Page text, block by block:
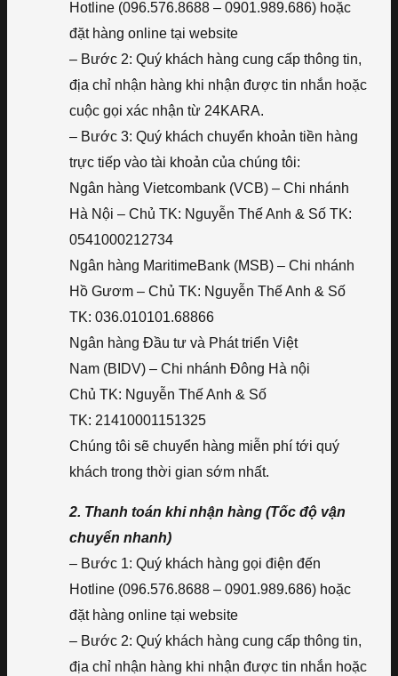
Hotline (096.576.8688 – 0901.989.686) hoặc
đặt hàng online tại website
– Bước 2: Quý khách hàng cung cấp thông tin,
địa chỉ nhận hàng khi nhận được tin nhắn hoặc
cuộc gọi xác nhận từ 24KARA.
– Bước 3: Quý khách chuyển khoản tiền hàng
trực tiếp vào tài khoản của chúng tôi:
Ngân hàng Vietcombank (VCB) – Chi nhánh
Hà Nội – Chủ TK: Nguyễn Thế Anh & Số TK:
0541000212734
Ngân hàng MaritimeBank (MSB) – Chi nhánh
Hồ Gươm – Chủ TK: Nguyễn Thế Anh & Số
TK: 036.010101.68866
Ngân hàng Đầu tư và Phát triển Việt
Nam (BIDV) – Chi nhánh Đông Hà nội
Chủ TK: Nguyễn Thế Anh & Số
TK: 21410001151325
Chúng tôi sẽ chuyển hàng miễn phí tới quý
khách trong thời gian sớm nhất.
2. Thanh toán khi nhận hàng (Tốc độ vận
chuyển nhanh)
– Bước 1: Quý khách hàng gọi điện đến
Hotline (096.576.8688 – 0901.989.686) hoặc
đặt hàng online tại website
– Bước 2: Quý khách hàng cung cấp thông tin,
địa chỉ nhận hàng khi nhận được tin nhắn hoặc